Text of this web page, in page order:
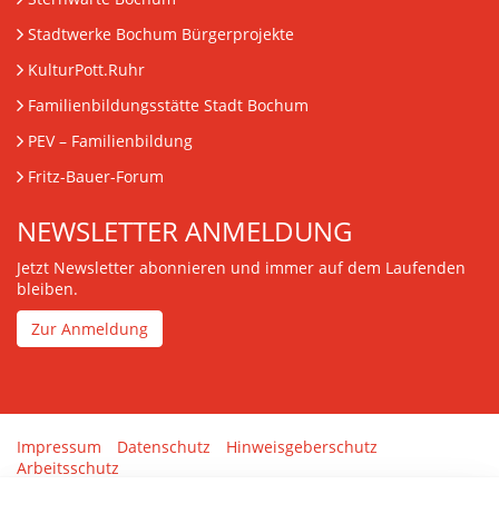
Stadtwerke Bochum Bürgerprojekte
KulturPott.Ruhr
Familienbildungsstätte Stadt Bochum
PEV– Familienbildung
Fritz-Bauer-Forum
NEWSLETTER ANMELDUNG
Jetzt Newsletter abonnieren und immer auf dem Laufenden
bleiben.
Zur Anmeldung
Impressum Datenschutz
Hinweisgeberschutz
Arbeitsschutz